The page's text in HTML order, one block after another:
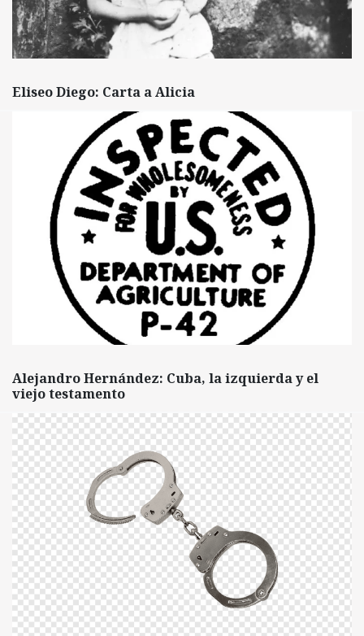
Eliseo Diego: Carta a Alicia
Alejandro Hernández: Cuba, la izquierda y el
viejo testamento